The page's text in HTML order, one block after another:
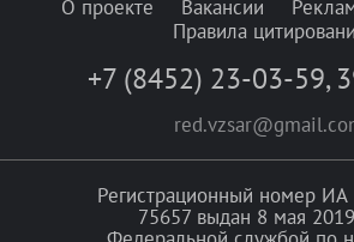
О проекте Вакансии
Правила
+7 (8452) 23-03-59,
Регистрационный номер
75657 выдан 8 мая